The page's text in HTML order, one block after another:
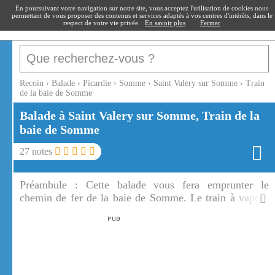
recoin.fr
Recoin › Balade › Picardie › Somme › Saint Valery sur Somme › Train
de la baie de Somme
Balade à Saint Valery sur Somme, Train de la
baie de Somme
27 notes
Préambule : Cette balade vous fera emprunter le
chemin de fer de la baie de Somme. Le train à vapeur
En poursuivant votre navigation sur notre site, vous acceptez l'utilisation de cookies nous
permettant de vous proposer des contenus et services adaptés à vos centres d'intérêts, dans le
respect de votre vie privée.
En savoir plus Fermer